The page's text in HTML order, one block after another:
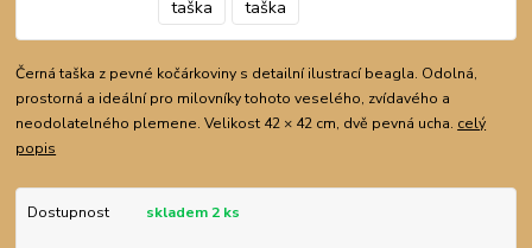
Černá taška z pevné kočárkoviny s detailní ilustrací beagla. Odolná,
prostorná a ideální pro milovníky tohoto veselého, zvídavého a
neodolatelného plemene. Velikost 42 × 42 cm, dvě pevná ucha. celý
popis
Dostupnost skladem 2 ks